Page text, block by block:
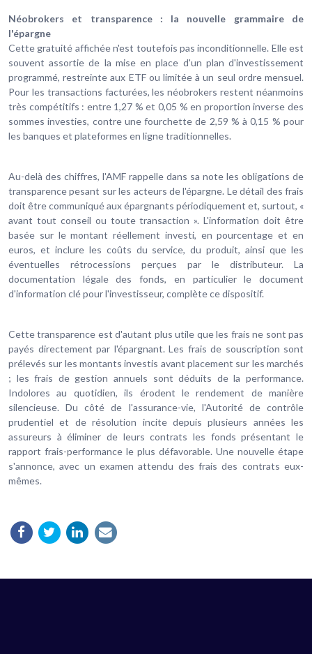
Néobrokers et transparence : la nouvelle grammaire de
l'épargne
Cette gratuité affichée n'est toutefois pas inconditionnelle. Elle est
souvent assortie de la mise en place d'un plan d'investissement
programmé, restreinte aux ETF ou limitée à un seul ordre mensuel.
Pour les transactions facturées, les néobrokers restent néanmoins
très compétitifs : entre 1,27 % et 0,05 % en proportion inverse des
sommes investies, contre une fourchette de 2,59 % à 0,15 % pour
les banques et plateformes en ligne traditionnelles.
Au-delà des chiffres, l'AMF rappelle dans sa note les obligations de
transparence pesant sur les acteurs de l'épargne. Le détail des frais
doit être communiqué aux épargnants périodiquement et, surtout, «
avant tout conseil ou toute transaction ». L'information doit être
basée sur le montant réellement investi, en pourcentage et en
euros, et inclure les coûts du service, du produit, ainsi que les
éventuelles rétrocessions perçues par le distributeur. La
documentation légale des fonds, en particulier le document
d'information clé pour l'investisseur, complète ce dispositif.
Cette transparence est d'autant plus utile que les frais ne sont pas
payés directement par l'épargnant. Les frais de souscription sont
prélevés sur les montants investis avant placement sur les marchés
; les frais de gestion annuels sont déduits de la performance.
Indolores au quotidien, ils érodent le rendement de manière
silencieuse. Du côté de l'assurance-vie, l'Autorité de contrôle
prudentiel et de résolution incite depuis plusieurs années les
assureurs à éliminer de leurs contrats les fonds présentant le
rapport frais-performance le plus défavorable. Une nouvelle étape
s'annonce, avec un examen attendu des frais des contrats eux-
mêmes.